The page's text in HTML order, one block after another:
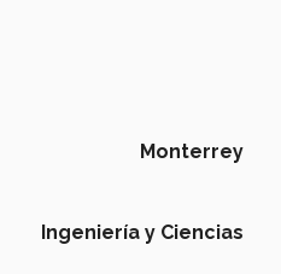
Monterrey
Ingeniería y Ciencias